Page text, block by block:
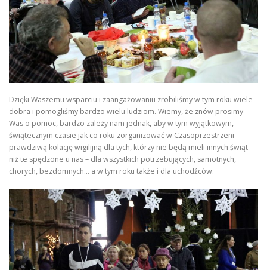
Dzięki Waszemu wsparciu i zaangażowaniu zrobiliśmy w tym roku wiele
dobra i pomogliśmy bardzo wielu ludziom. Wiemy, że znów prosimy
Was o pomoc, bardzo zależy nam jednak, aby w tym wyjątkowym,
świątecznym czasie jak co roku zorganizować w Czasoprzestrzeni
prawdziwą kolację wigilijną dla tych, którzy nie będą mieli innych świąt
niż te spędzone u nas – dla wszystkich potrzebujących, samotnych,
chorych, bezdomnych… a w tym roku także i dla uchodźców.